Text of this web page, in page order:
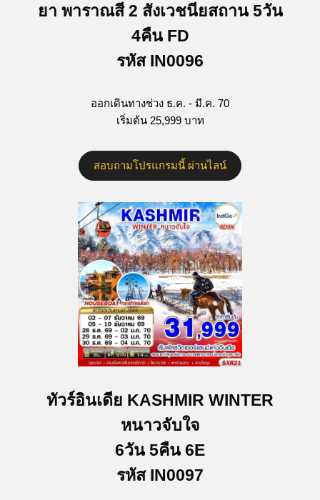
ยา พาราณสี 2 สังเวชนียสถาน 5วัน
4คืน FD
รหัส IN0096
ออกเดินทางช่วง ธ.ค. - มี.ค. 70
เริ่มต้น 25,999 บาท
สอบถามโปรแกรมนี้ ผ่านไลน์
ทัวร์อินเดีย KASHMIR WINTER
หนาวจับใจ
6วัน 5คืน 6E
รหัส IN0097